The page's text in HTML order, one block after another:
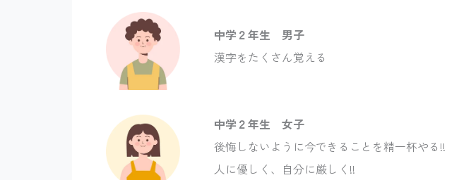
中学２年生 男子
漢字をたくさん覚える
中学２年生 女子
後悔しないように今できることを精一杯やる!!
人に優しく、自分に厳しく!!